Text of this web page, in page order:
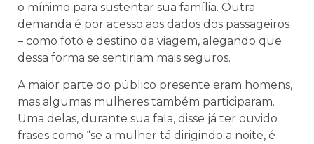
o mínimo para sustentar sua família. Outra
demanda é por acesso aos dados dos passageiros
– como foto e destino da viagem, alegando que
dessa forma se sentiriam mais seguros.
A maior parte do público presente eram homens,
mas algumas mulheres também participaram.
Uma delas, durante sua fala, disse já ter ouvido
frases como “se a mulher tá dirigindo a noite, é